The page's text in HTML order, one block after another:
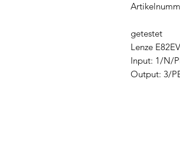
getestet
Lenze
Input: 1/N/
Output: 3/